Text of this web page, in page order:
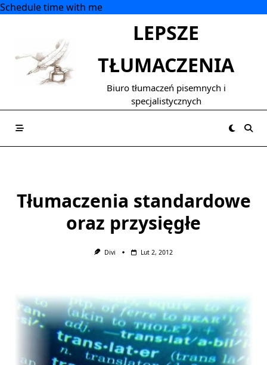
Schedule time with me
LEPSZE
TŁUMACZENIA
Biuro tłumaczeń pisemnych i
specjalistycznych
Tłumaczenia standardowe
oraz przysięgłe
Divi Lut 2, 2012